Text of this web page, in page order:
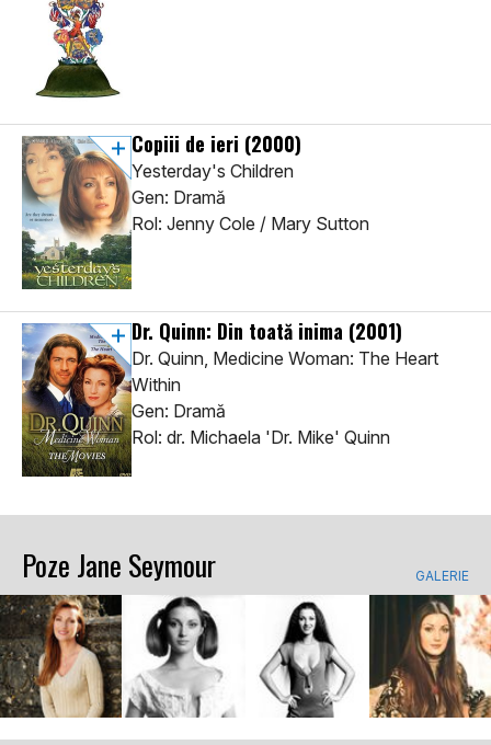
Copiii de ieri (2000)
Yesterday's Children
Gen: Dramă
Rol: Jenny Cole / Mary Sutton
Dr. Quinn: Din toată inima (2001)
Dr. Quinn, Medicine Woman: The Heart
Within
Gen: Dramă
Rol: dr. Michaela 'Dr. Mike' Quinn
Poze Jane Seymour GALERIE